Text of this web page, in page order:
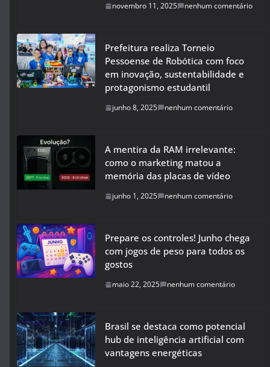
novembro 11, 2025 nenhum comentário
Prefeitura realiza Torneio
Pessoense de Robótica com foco
em inovação, sustentabilidade e
protagonismo estudantil
junho 8, 2025 nenhum comentário
A mentira da RAM irrelevante:
como o marketing matou a
memória das placas de vídeo
junho 1, 2025 nenhum comentário
Prepare os controles! Junho chega
com jogos de peso para todos os
gostos
maio 22, 2025 nenhum comentário
Brasil se destaca como potencial
hub de inteligência artificial com
vantagens energéticas